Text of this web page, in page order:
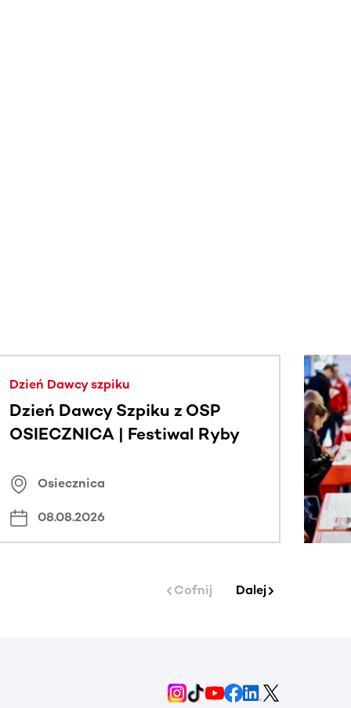
Dzień Dawcy szpiku
Dzień Dawcy Szpiku z OSP
OSIECZNICA | Festiwal Ryby
Osiecznica
08.08.2026
Cofnij Dalej